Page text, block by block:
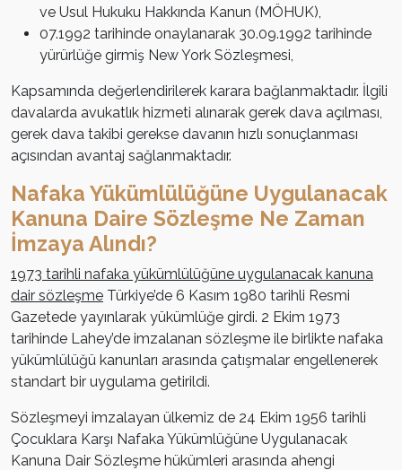
ve Usul Hukuku Hakkında Kanun (MÖHUK),
07.1992 tarihinde onaylanarak 30.09.1992 tarihinde
yürürlüğe girmiş New York Sözleşmesi,
Kapsamında değerlendirilerek karara bağlanmaktadır. İlgili
davalarda avukatlık hizmeti alınarak gerek dava açılması,
gerek dava takibi gerekse davanın hızlı sonuçlanması
açısından avantaj sağlanmaktadır.
Nafaka Yükümlülüğüne Uygulanacak
Kanuna Daire Sözleşme Ne Zaman
İmzaya Alındı?
1973 tarihli nafaka yükümlülüğüne uygulanacak kanuna
dair sözleşme Türkiye’de 6 Kasım 1980 tarihli Resmi
Gazetede yayınlarak yükümlüğe girdi. 2 Ekim 1973
tarihinde Lahey’de imzalanan sözleşme ile birlikte nafaka
yükümlülüğü kanunları arasında çatışmalar engellenerek
standart bir uygulama getirildi.
Sözleşmeyi imzalayan ülkemiz de 24 Ekim 1956 tarihli
Çocuklara Karşı Nafaka Yükümlüğüne Uygulanacak
Kanuna Dair Sözleşme hükümleri arasında ahengi